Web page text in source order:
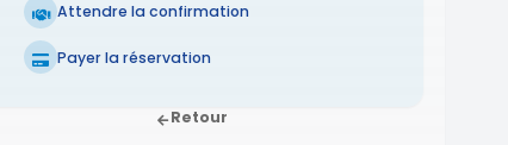
Attendre la confirmation
Payer la réservation
Retour